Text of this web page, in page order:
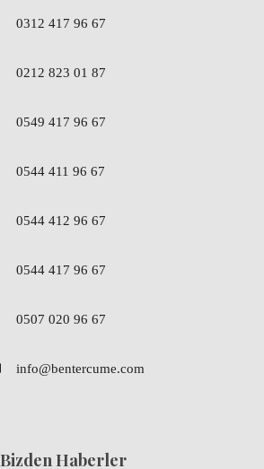
0312 417 96 67
0212 823 01 87
0549 417 96 67
0544 411 96 67
0544 412 96 67
0544 417 96 67
0507 020 96 67
info@bentercume.com
Bizden Haberler